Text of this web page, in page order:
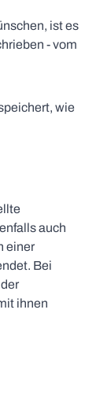
ist es
- vom
wie
auch
einer
Bei
ihnen